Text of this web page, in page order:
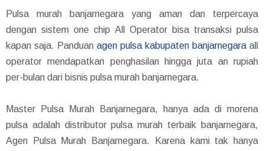
Pulsa murah banjarnegara yang aman dan terpercaya
dengan sistem one chip All Operator bisa transaksi pulsa
kapan saja. Panduan agen pulsa kabupaten banjarnegaraall
operator mendapatkan penghasilan hingga juta an rupiah
per-bulan dari bisnis pulsa murah banjarnegara.
Master Pulsa Murah Banjarnegara, hanya ada di morena
pulsa adalah distributor pulsa murah terbaik banjarnegara,
Agen Pulsa Murah Banjarnegara. Karena kami tak hanya